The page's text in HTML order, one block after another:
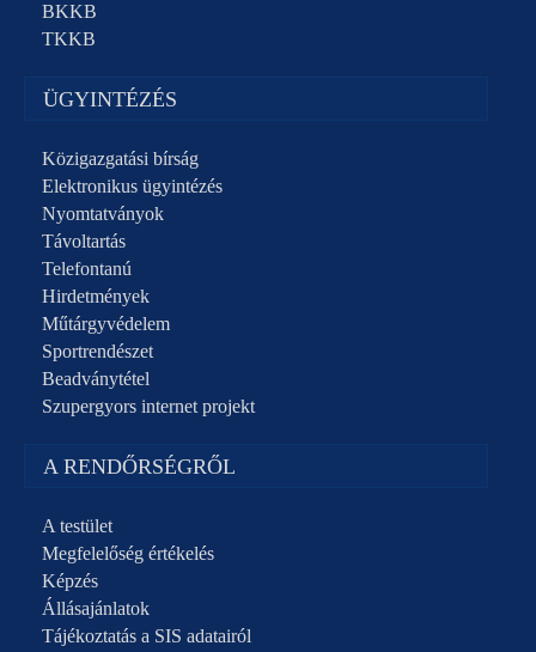
BKKB
TKKB
ÜGYINTÉZÉS
Közigazgatási bírság
Elektronikus ügyintézés
Nyomtatványok
Távoltartás
Telefontanú
Hirdetmények
Műtárgyvédelem
Sportrendészet
Beadványtétel
Szupergyors internet projekt
A RENDŐRSÉGRŐL
A testület
Megfelelőség értékelés
Képzés
Állásajánlatok
Tájékoztatás a SIS adatairól